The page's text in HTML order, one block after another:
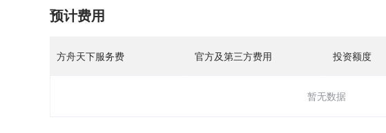
预计费用
方舟天下服务费 官方及第三方费用 投资额度
暂无数据